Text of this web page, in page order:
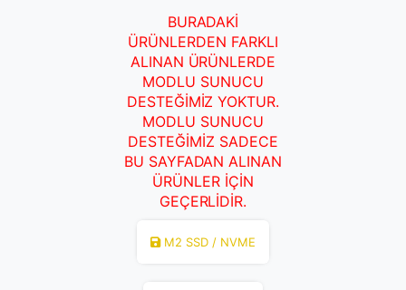
BURADAKİ
ÜRÜNLERDEN FARKLI
ALINAN ÜRÜNLERDE
MODLU SUNUCU
DESTEĞİMİZ YOKTUR.
MODLU SUNUCU
DESTEĞİMİZ SADECE
BU SAYFADAN ALINAN
ÜRÜNLER İÇİN
GEÇERLİDİR.
M2 SSD / NVME